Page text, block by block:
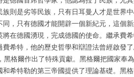
則是劣等民族，只有日耳曼人才是世界
，只有德國才能開辟一個新紀元，這個
在德國湧現，完成德國的使命。繼承費
希特，他的歷史哲學和辯證法曾經啟發了
格爾作出了特殊貢獻。黑格爾把國家奉
希特勒的第三帝國提供了理論基礎。黑格